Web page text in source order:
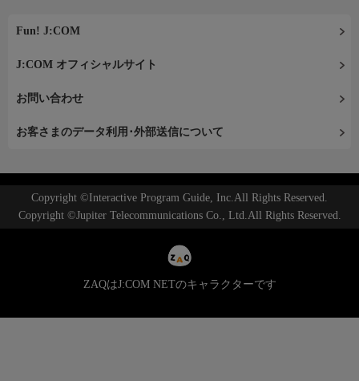
Fun! J:COM
J:COM オフィシャルサイト
お問い合わせ
お客さまのデータ利用･外部送信について
Copyright ©Interactive Program Guide, Inc.All Rights Reserved.
Copyright ©Jupiter Telecommunications Co., Ltd.All Rights Reserved.
ZAQはJ:COM NETのキャラクターです